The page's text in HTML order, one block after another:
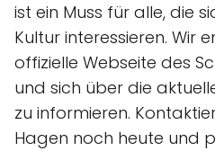
ist ein Muss für alle, die
Kultur interessieren. Wir
offizielle Webseite des
und sich über die
zu informieren.
Hagen noch heute und